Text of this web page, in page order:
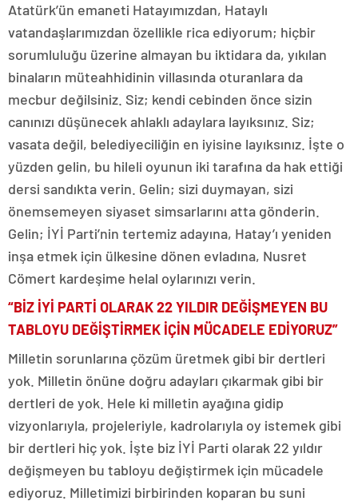
Atatürk’ün emaneti Hatayımızdan, Hataylı
vatandaşlarımızdan özellikle rica ediyorum; hiçbir
sorumluluğu üzerine almayan bu iktidara da, yıkılan
binaların müteahhidinin villasında oturanlara da
mecbur değilsiniz. Siz; kendi cebinden önce sizin
canınızı düşünecek ahlaklı adaylara layıksınız. Siz;
vasata değil, belediyeciliğin en iyisine layıksınız. İşte o
yüzden gelin, bu hileli oyunun iki tarafına da hak ettiği
dersi sandıkta verin. Gelin; sizi duymayan, sizi
önemsemeyen siyaset simsarlarını atta gönderin.
Gelin; İYİ Parti’nin tertemiz adayına, Hatay’ı yeniden
inşa etmek için ülkesine dönen evladına, Nusret
Cömert kardeşime helal oylarınızı verin.
“BİZ İYİ PARTİ OLARAK 22 YILDIR DEĞİŞMEYEN BU
TABLOYU DEĞİŞTİRMEK İÇİN MÜCADELE EDİYORUZ”
Milletin sorunlarına çözüm üretmek gibi bir dertleri
yok. Milletin önüne doğru adayları çıkarmak gibi bir
dertleri de yok. Hele ki milletin ayağına gidip
vizyonlarıyla, projeleriyle, kadrolarıyla oy istemek gibi
bir dertleri hiç yok. İşte biz İYİ Parti olarak 22 yıldır
değişmeyen bu tabloyu değiştirmek için mücadele
ediyoruz. Milletimizi birbirinden koparan bu suni